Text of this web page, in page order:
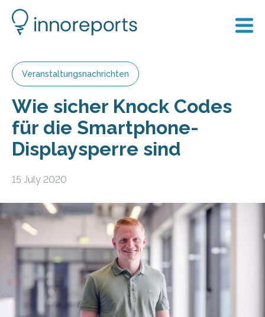
Veranstaltungsnachrichten
Wie sicher Knock Codes
für die Smartphone-
Displaysperre sind
15 July 2020